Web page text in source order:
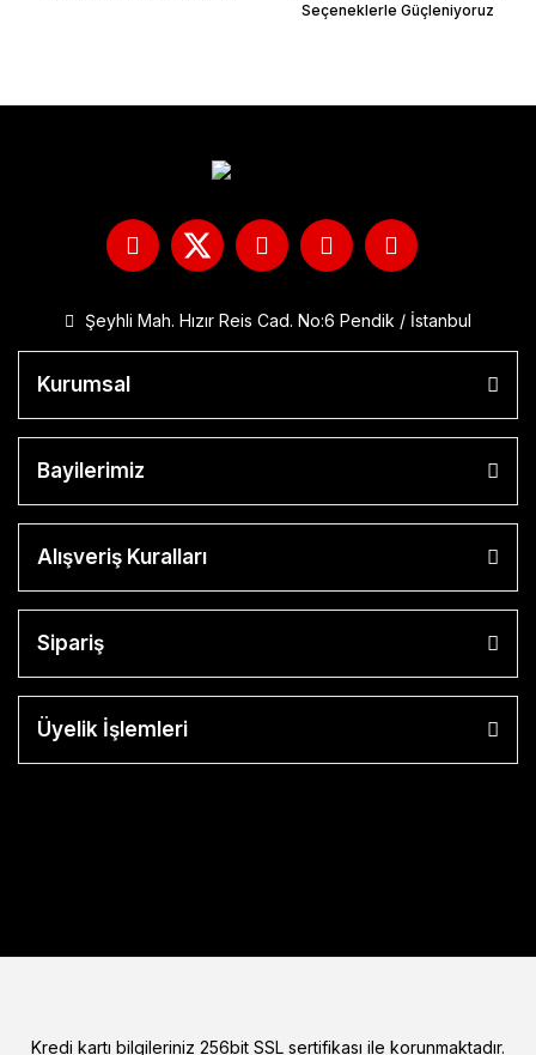
Seçeneklerle Güçleniyoruz
Şeyhli Mah. Hızır Reis Cad. No:6 Pendik / İstanbul
Kurumsal
Bayilerimiz
Alışveriş Kuralları
Sipariş
Üyelik İşlemleri
Kredi kartı bilgileriniz 256bit SSL sertifikası ile korunmaktadır.